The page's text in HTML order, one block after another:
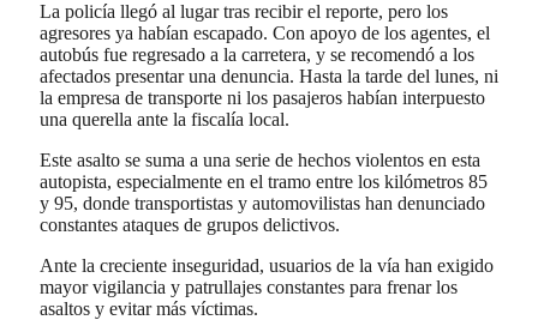
La policía llegó al lugar tras recibir el reporte, pero los
agresores ya habían escapado. Con apoyo de los agentes, el
autobús fue regresado a la carretera, y se recomendó a los
afectados presentar una denuncia. Hasta la tarde del lunes, ni
la empresa de transporte ni los pasajeros habían interpuesto
una querella ante la fiscalía local.
Este asalto se suma a una serie de hechos violentos en esta
autopista, especialmente en el tramo entre los kilómetros 85
y 95, donde transportistas y automovilistas han denunciado
constantes ataques de grupos delictivos.
Ante la creciente inseguridad, usuarios de la vía han exigido
mayor vigilancia y patrullajes constantes para frenar los
asaltos y evitar más víctimas.